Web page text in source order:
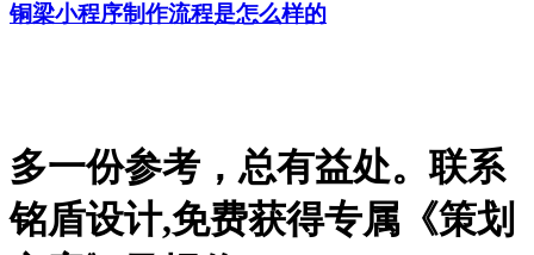
铜梁小程序制作流程是怎么样的
多一份参考，总有益处。联系
铭盾设计,免费获得专属《策划